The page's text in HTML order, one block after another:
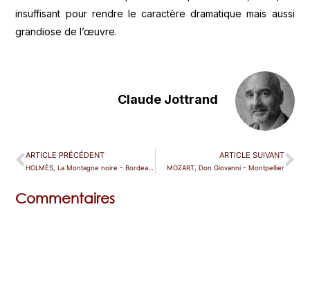
insuffisant pour rendre le caractère dramatique mais aussi
grandiose de l’œuvre.
Claude Jottrand
ARTICLE PRÉCÉDENT ARTICLE SUIVANT
MOZART, Don Giovanni – Montpellier
Commentaires